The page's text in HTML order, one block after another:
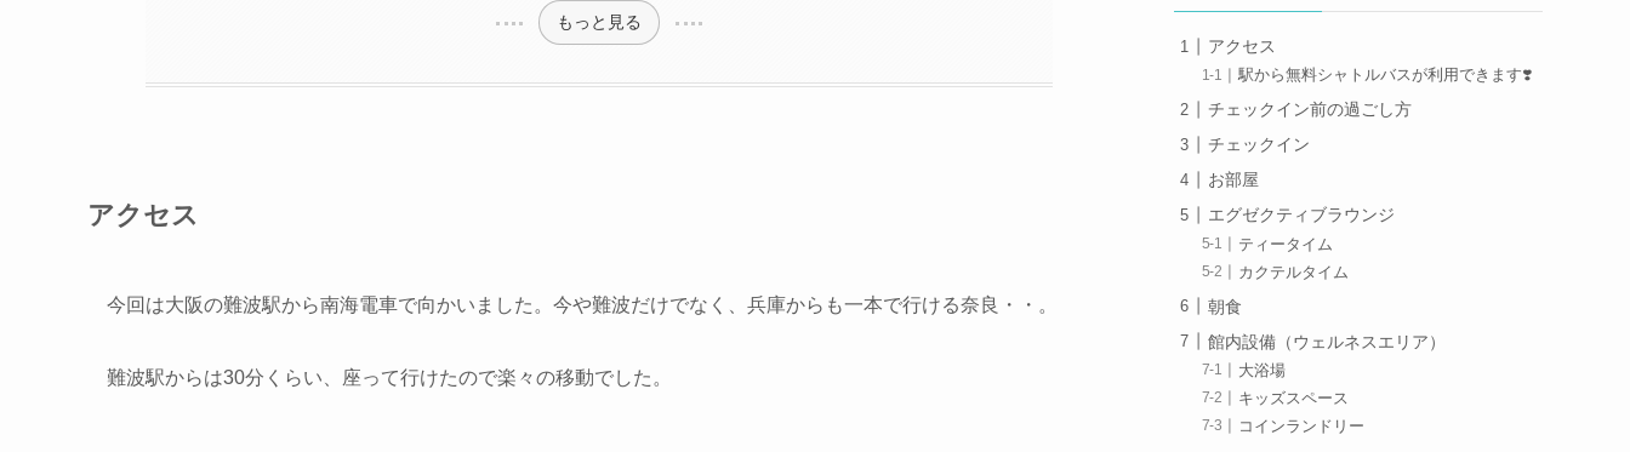
もっと見る
アクセス
今回は大阪の難波駅から南海電車で向かいました。今や難波だけでなく、兵庫からも一本で行ける奈良・・。
難波駅からは30分くらい、座って行けたので楽々の移動でした。
アクセス
駅から無料シャトルバスが利用できます❣️
チェックイン前の過ごし方
チェックイン
お部屋
エグゼクティブラウンジ
ティータイム
カクテルタイム
朝食
館内設備（ウェルネスエリア）
大浴場
キッズスペース
コインランドリー